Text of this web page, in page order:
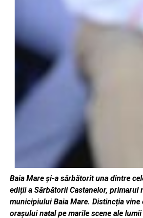
Baia Mare și-a sărbătorit una dintre
ediții a Sărbătorii Castanelor, primarul
municipiului Baia Mare. Distincția
orașului natal pe marile scene ale